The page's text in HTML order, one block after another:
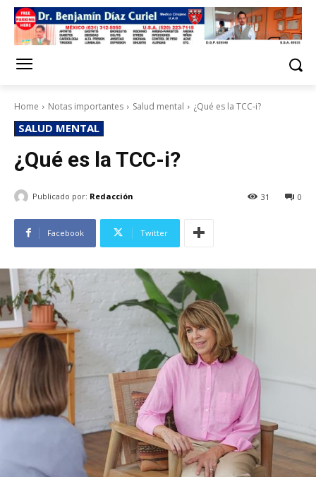
Home Notas importantes Salud mental ¿Qué es la TCC-i?
SALUD MENTAL
¿Qué es la TCC-i?
Publicado por: Redacción 0
31
Facebook Twitter